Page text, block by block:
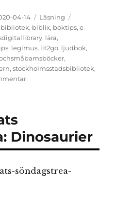
04-14 Kategorier
Läsning
bibliotek, biblix, boktips,e-
, lära,
, legimus, lit2go, ljudbok,
,
,stockholmsstadsbibliotek,
till
slag
Dinosaurier